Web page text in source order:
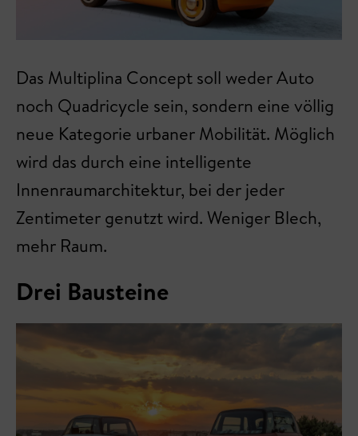
Das Multiplina Concept soll weder Auto
noch Quadricycle sein, sondern eine völlig
neue Kategorie urbaner Mobilität. Möglich
wird das durch eine intelligente
Innenraumarchitektur, bei der jeder
Zentimeter genutzt wird. Weniger Blech,
mehr Raum.
Drei Bausteine